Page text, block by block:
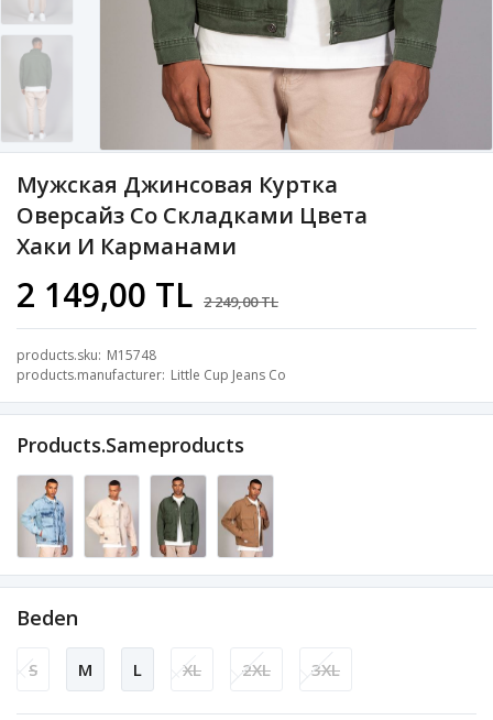
Мужская Джинсовая Куртка
Оверсайз Со Складками Цвета
Хаки И Карманами
2 149,00 TL 2 249,00 TL
products.sku M15748
products.manufacturer Little Cup Jeans Co
Products.sameproducts
Beden
S M L XL 2XL 3XL